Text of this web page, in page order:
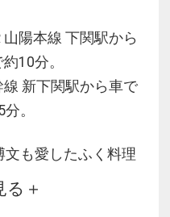
山陽本線 下関駅から
10分。
線 新下関駅から車で
。
も愛したふく料理
王戦対局の会場な
る